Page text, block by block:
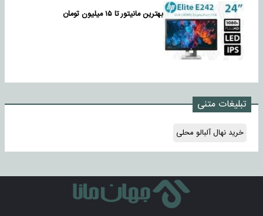
بهترین مانیتور تا ۱۵ میلیون تومان
تبلیغات متنی
خرید نهال آلبالو محلی